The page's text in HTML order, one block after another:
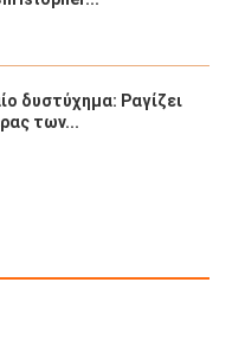
δυστύχημα: Ραγίζει
των...